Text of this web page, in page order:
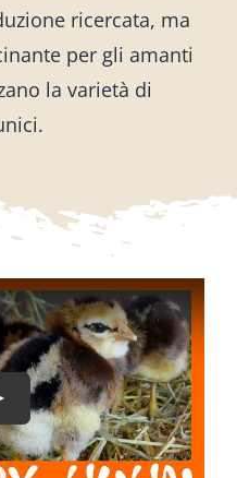
ricercata, ma
per gli amanti
la varietà di